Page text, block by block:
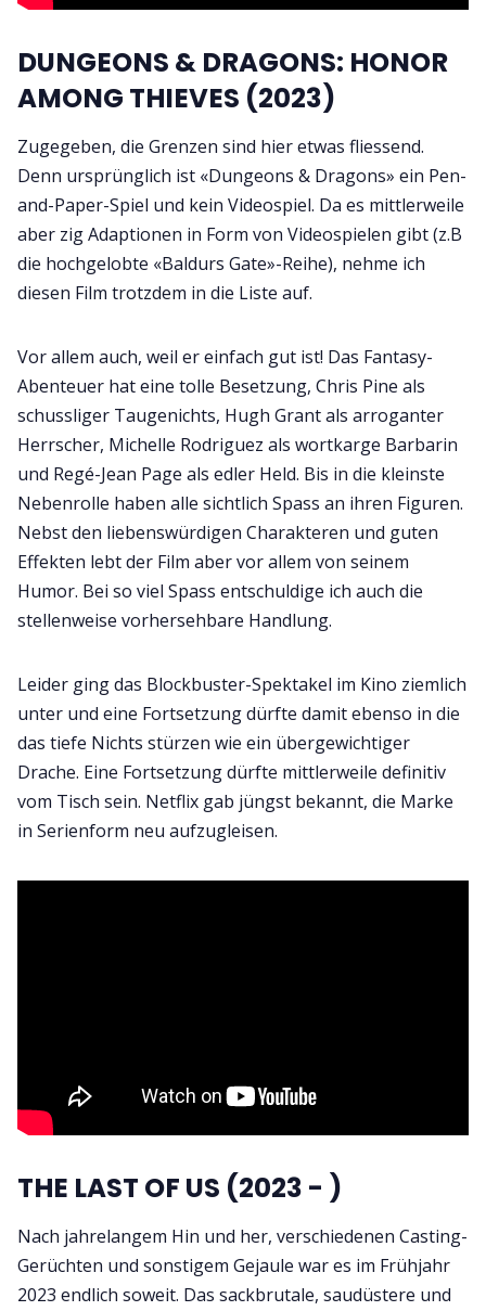
DUNGEONS & DRAGONS: HONOR
AMONG THIEVES (2023)
Zugegeben, die Grenzen sind hier etwas fliessend.
Denn ursprünglich ist «Dungeons & Dragons» ein Pen-
and-Paper-Spiel und kein Videospiel. Da es mittlerweile
aber zig Adaptionen in Form von Videospielen gibt (z.B
die hochgelobte «Baldurs Gate»-Reihe), nehme ich
diesen Film trotzdem in die Liste auf.
Vor allem auch, weil er einfach gut ist! Das Fantasy-
Abenteuer hat eine tolle Besetzung, Chris Pine als
schussliger Taugenichts, Hugh Grant als arroganter
Herrscher, Michelle Rodriguez als wortkarge Barbarin
und Regé-Jean Page als edler Held. Bis in die kleinste
Nebenrolle haben alle sichtlich Spass an ihren Figuren.
Nebst den liebenswürdigen Charakteren und guten
Effekten lebt der Film aber vor allem von seinem
Humor. Bei so viel Spass entschuldige ich auch die
stellenweise vorhersehbare Handlung.
Leider ging das Blockbuster-Spektakel im Kino ziemlich
unter und eine Fortsetzung dürfte damit ebenso in die
das tiefe Nichts stürzen wie ein übergewichtiger
Drache. Eine Fortsetzung dürfte mittlerweile definitiv
vom Tisch sein. Netflix gab jüngst bekannt, die Marke
in Serienform neu aufzugleisen.
THE LAST OF US (2023 - )
Nach jahrelangem Hin und her, verschiedenen Casting-
Gerüchten und sonstigem Gejaule war es im Frühjahr
2023 endlich soweit. Das sackbrutale, saudüstere und